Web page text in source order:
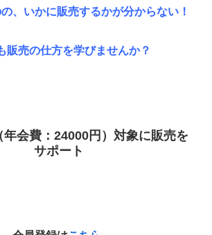
、いかに販売するかが分からない！
販売の仕方を学びませんか？
年会費：24000円）対象に販売を
サポート